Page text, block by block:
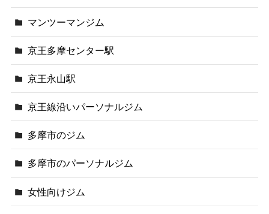
マンツーマンジム
京王多摩センター駅
京王永山駅
京王線沿いパーソナルジム
多摩市のジム
多摩市のパーソナルジム
女性向けジム